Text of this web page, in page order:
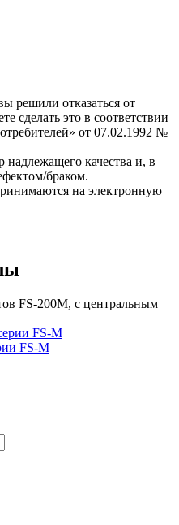
решили отказаться от
сделать это в соответствии
от 07.02.1992 №
качества и, в
браком.
на электронную
FS-200M, с центральным
FS-M